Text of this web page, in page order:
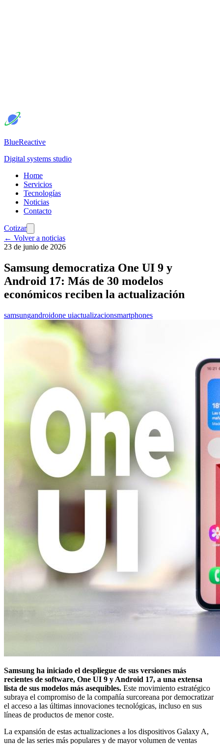
BlueReactive
Digital systems studio
Home
Servicios
Tecnologías
Noticias
Contacto
Cotizar
← Volver a noticias
23 de junio de 2026
Samsung democratiza One UI 9 y
Android 17: Más de 30 modelos
económicos reciben la actualización
samsungandroidone uiactualizacionsmartphones
Samsung ha iniciado el despliegue de sus versiones más
recientes de software, One UI 9 y Android 17, a una extensa
lista de sus modelos más asequibles. Este movimiento estratégico
subraya el compromiso de la compañía surcoreana por democratizar
el acceso a las últimas innovaciones tecnológicas, incluso en sus
líneas de productos de menor coste.
La expansión de estas actualizaciones a los dispositivos Galaxy A,
una de las series más populares y de mayor volumen de ventas